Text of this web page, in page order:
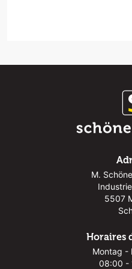
M.
5507
Horaires
Montag -
08:00 -